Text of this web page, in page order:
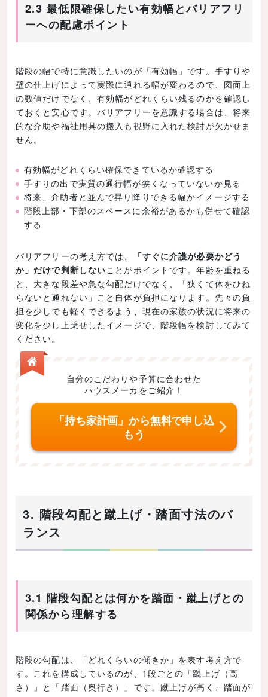
2.3 最低限確保したい有効幅とバリアフリ
ーへの配慮ポイント
階段の幅で特に意識したいのが「有効幅」です。手すりや
壁の仕上げによって実際に通れる幅が変わるので、図面上
の数値だけでなく、有効幅がどれくらい残るのかを確認し
ておくと安心です。バリアフリーを意識する場合は、将来
的な介助や福祉用具の搬入も視野に入れた検討が欠かせま
せん。
有効幅がどれくらい確保できているか確認する
手すりの出で実質の通行幅が狭くなっていないか見る
将来、介助者と並んで昇り降りできる幅かイメージする
階段上部・下部のスペースに余裕があるかも併せて確認
する
バリアフリーの考え方では、
「すぐに介護が必要かどう
か」だけで判断しないことがポイントです。年齢を重ねる
と、大きな段差や急な勾配だけでなく、「狭くて体をひね
らないと通れない」こと自体が負担になります。先々の負
担を少しでも軽くできるよう、現在の家族の状況に将来の
変化を少し上乗せしたイメージで、階段幅を検討してみて
ください。
自分のこだわりや予算に合わせた
ハウスメーカをご紹介！
「持ち家計画」から無料で申し込
もう
3. 階段勾配と蹴上げ・踏面寸法のバ
ランス
3.1 階段勾配とは何かを踏面・蹴上げとの
関係から理解する
階段の勾配は、「どれくらいの傾きか」を表す考え方で
す。これを構成しているのが、1段ごとの「蹴上げ（高
さ）」と「踏面（奥行き）」です。蹴上げが高く、踏面が